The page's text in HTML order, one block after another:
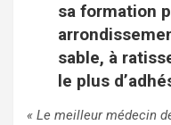
sa formation
sable, à
le plus
« Le meilleur médecin